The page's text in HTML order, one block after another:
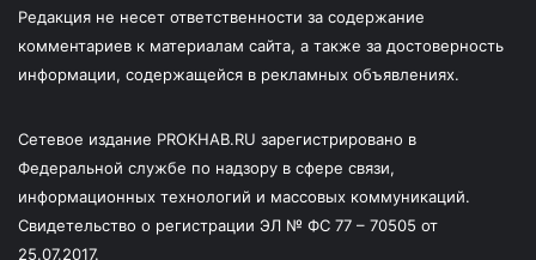
Редакция не несет ответственности за содержание
комментариев к материалам сайта, а также за достоверность
информации, содержащейся в рекламных объявлениях.
Сетевое издание PROKHAB.RU зарегистрировано в
Федеральной службе по надзору в сфере связи,
информационных технологий и массовых коммуникаций.
Свидетельство о регистрации ЭЛ № ФС 77 – 70505 от
25.07.2017.